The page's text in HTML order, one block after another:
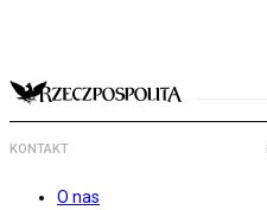
KONTAKT
O nas